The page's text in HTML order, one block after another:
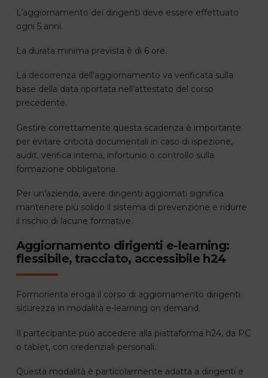
L’aggiornamento dei dirigenti deve essere effettuato
ogni 5 anni.
La durata minima prevista è di 6 ore.
La decorrenza dell’aggiornamento va verificata sulla
base della data riportata nell’attestato del corso
precedente.
Gestire correttamente questa scadenza è importante
per evitare criticità documentali in caso di ispezione,
audit, verifica interna, infortunio o controllo sulla
formazione obbligatoria.
Per un’azienda, avere dirigenti aggiornati significa
mantenere più solido il sistema di prevenzione e ridurre
il rischio di lacune formative.
Aggiornamento dirigenti e-learning:
flessibile, tracciato, accessibile h24
Formorienta eroga il corso di aggiornamento dirigenti
sicurezza in modalità e-learning on demand.
Il partecipante può accedere alla piattaforma h24, da PC
o tablet, con credenziali personali.
Questa modalità è particolarmente adatta a dirigenti e